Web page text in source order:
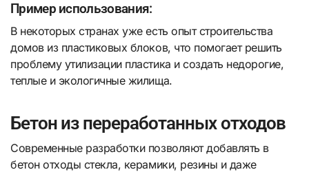
Пример использования:
В некоторых странах уже есть опыт строительства
домов из пластиковых блоков, что помогает решить
проблему утилизации пластика и создать недорогие,
теплые и экологичные жилища.
Бетон из переработанных отходов
Современные разработки позволяют добавлять в
бетон отходы стекла, керамики, резины и даже